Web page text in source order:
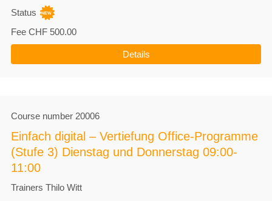
Status
Fee CHF 500.00
Details
Course number 20006
Einfach digital – Vertiefung Office-Programme
(Stufe 3) Dienstag und Donnerstag 09:00-
11:00
Trainers Thilo Witt